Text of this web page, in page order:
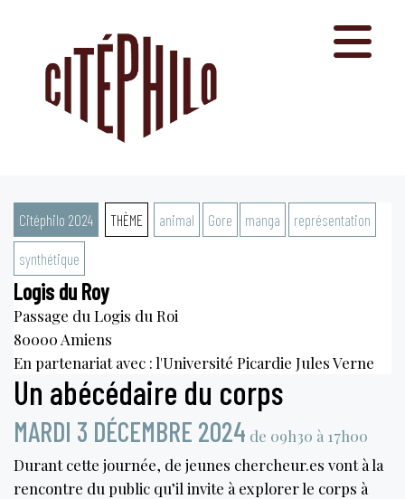
Citéphilo 2024 THÈME animal Gore manga représentation
synthétique
Logis du Roy
Passage du Logis du Roi
80000 Amiens
En partenariat avec : l'Université Picardie Jules Verne
Un abécédaire du corps
MARDI 3 DÉCEMBRE 2024 de 09h30 à 17h00
Durant cette journée, de jeunes chercheur.es vont à la
rencontre du public qu’il invite à explorer le corps à